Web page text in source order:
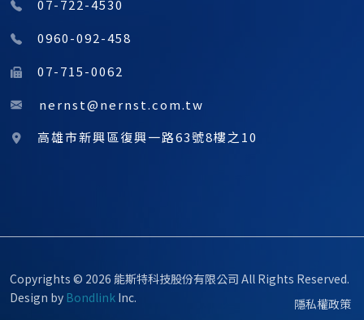
07-722-4530
0960-092-458
07-715-0062
nernst@nernst.com.tw
高雄市新興區復興一路63號8樓之10
Copyrights © 2026 能斯特科技股份有限公司 All Rights Reserved.
Design by Bondlink Inc. 隱私權政策